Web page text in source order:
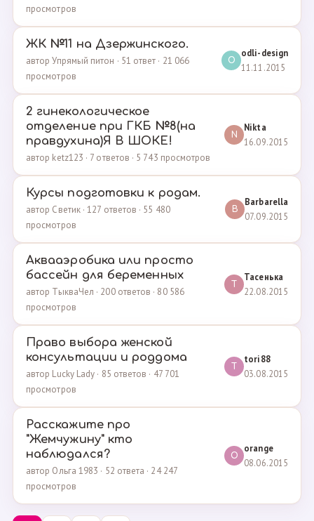
просмотров
ЖК №11 на Дзержинского.
автор Упрямый питон · 51 ответ · 21 066
просмотров
O
odli-design
11.11.2015
2 гинекологическое
отделение при ГКБ №8(на
правдухина)Я В ШОКЕ!
автор ketz123 · 7 ответов · 5 743 просмотров
N
Nikta
16.09.2015
Курсы подготовки к родам.
автор Светик · 127 ответов · 55 480
просмотров
B
Barbarella
07.09.2015
Аквааэробика или просто
бассейн для беременных
автор ТыкваЧел · 200 ответов · 80 586
просмотров
Т
Тасенька
22.08.2015
Право выбора женской
консультации и роддома
автор Lucky Lady · 85 ответов · 47 701
просмотров
T
tori88
03.08.2015
Расскажите про
"Жемчужину" кто
наблюдался?
автор Ольга 1983 · 52 ответа · 24 247
просмотров
O
orange
08.06.2015